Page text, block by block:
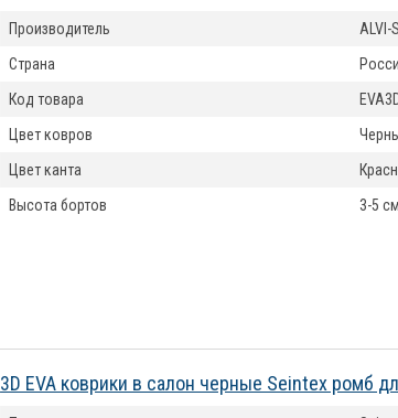
Производитель
ALVI-
Страна
Код товара
Цвет ковров
Цвет канта
Высота бортов
3-5 см
3D EVA коврики в салон черные Seintex ромб